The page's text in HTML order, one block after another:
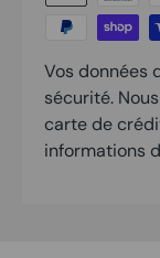
Vos données
sécurité.
carte de
informations